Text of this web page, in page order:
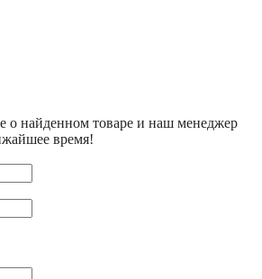
о найденном товаре и наш менеджер
время!